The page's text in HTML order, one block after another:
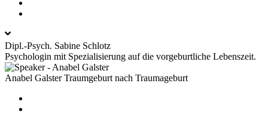
Dipl.-Psych. Sabine Schlotz
Psychologin mit Spezialisierung auf die vorgeburtliche Lebenszeit.
Anabel Galster Traumgeburt nach Traumageburt